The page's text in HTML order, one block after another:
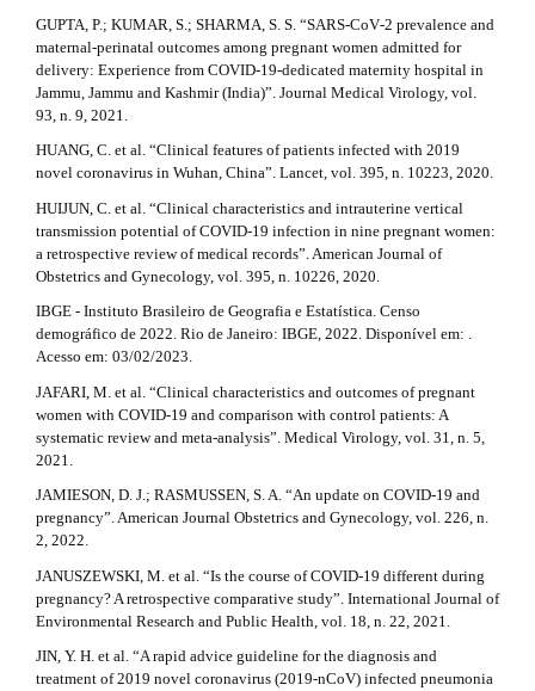
GUPTA, P.; KUMAR, S.; SHARMA, S. S. “SARS‐CoV‐2 prevalence and
maternal‐perinatal outcomes among pregnant women admitted for
delivery: Experience from COVID‐19‐dedicated maternity hospital in
Jammu, Jammu and Kashmir (India)”. Journal Medical Virology, vol.
93, n. 9, 2021.
HUANG, C. et al. “Clinical features of patients infected with 2019
novel coronavirus in Wuhan, China”. Lancet, vol. 395, n. 10223, 2020.
HUIJUN, C. et al. “Clinical characteristics and intrauterine vertical
transmission potential of COVID-19 infection in nine pregnant women:
a retrospective review of medical records”. American Journal of
Obstetrics and Gynecology, vol. 395, n. 10226, 2020.
IBGE - Instituto Brasileiro de Geografia e Estatística. Censo
demográfico de 2022. Rio de Janeiro: IBGE, 2022. Disponível em: .
Acesso em: 03/02/2023.
JAFARI, M. et al. “Clinical characteristics and outcomes of pregnant
women with COVID-19 and comparison with control patients: A
systematic review and meta-analysis”. Medical Virology, vol. 31, n. 5,
2021.
JAMIESON, D. J.; RASMUSSEN, S. A. “An update on COVID-19 and
pregnancy”. American Journal Obstetrics and Gynecology, vol. 226, n.
2, 2022.
JANUSZEWSKI, M. et al. “Is the course of COVID-19 different during
pregnancy? A retrospective comparative study”. International Journal of
Environmental Research and Public Health, vol. 18, n. 22, 2021.
JIN, Y. H. et al. “A rapid advice guideline for the diagnosis and
treatment of 2019 novel coronavirus (2019-nCoV) infected pneumonia